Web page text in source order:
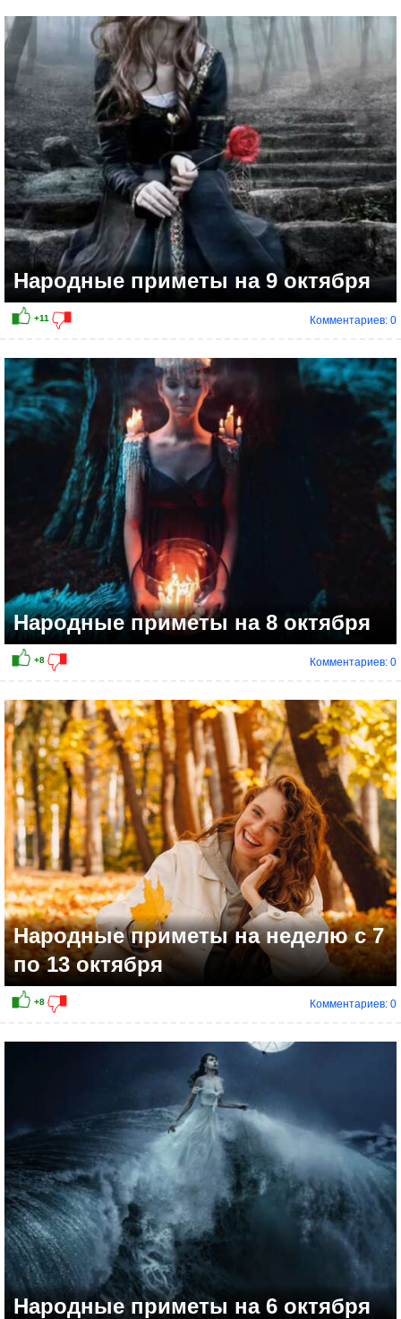
+10
+7
Народные приметы на 9 октября
Комментариев: 0
Народные приметы на 8 октября
Комментариев: 0
Народные приметы на неделю с 7
по 13 октября
Комментариев: 0
Народные приметы на 6 октября